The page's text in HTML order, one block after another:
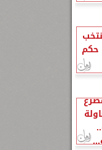
حكم